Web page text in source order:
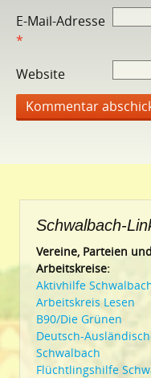
E-Mail-Adresse
*
Website
Schwalbach-
Vereine, Parteien
Arbeitskreise:
Aktivhilfe
Arbeitskreis Lesen
B90/Die Grünen
Deutsch-
Schwalbach
Flüchtlingshilfe